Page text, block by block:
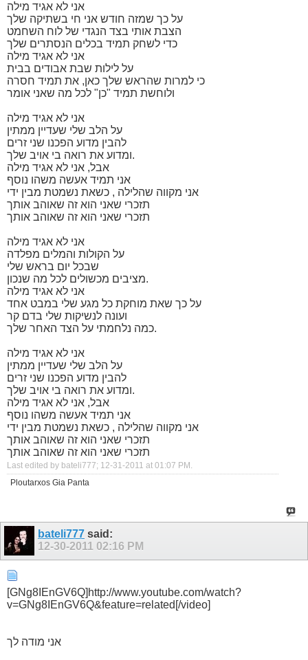
אני לא אגיד מילה
על כך שמזה חודש אני חי בשתיקה שלך
הצבת אותי בצד הנגדי של לוח השחמט
כדי לשחק תמיד בכלים הנסתרים שלך
אני לא אגיד מילה
על לילות שבת אבודים בבית
כי למרות שהראש שלך כאן, את תמיד חסרה
ולוחשת תמיד "כן" לכל מה שאני אומר
אני לא אגיד מילה
על הלב שלי שעדיין ממתין
להבין מדוע הפכנו שני זרים
ומדוע את רואה בי אויב שלך.
אבל, אני לא אגיד מילה
אני תמיד אעשה משהו נוסף
אני מקווה שהלילה , כשאת נשמטת מבין ידי
תזכרי שאני הוא זה שאוהב אותך
תזכרי שאני הוא זה שאוהב אותך
אני לא אגיד מילה
על הקולות והמלים מפלדה
שבכל יום בראש שלי
מציבים מכשולים לכל מה שנכון.
אני לא אגיד מילה
על כך שאת מוחקת כל מגע שלי במבט אחד
ועונה לנשיקות שלי בדם קר
כמה נלחמתי על הצד האחר שלך.
אני לא אגיד מילה
על הלב שלי שעדיין ממתין
להבין מדוע הפכנו שני זרים
ומדוע את רואה בי אויב שלך.
אבל, אני לא אגיד מילה
אני תמיד אעשה משהו נוסף
אני מקווה שהלילה , כשאת נשמטת מבין ידי
תזכרי שאני הוא זה שאוהב אותך
תזכרי שאני הוא זה שאוהב אותך
Last edited by bateli777; 12-31-2011 at 01:07 PM .
Ploutarxos Gia Panta
bateli777 said:
12-30-2011 02:16 PM
[GNg8IEnGV6Q]http://www.youtube.com/watch?
v=GNg8IEnGV6Q&feature=related[/video]
אני מודה לך